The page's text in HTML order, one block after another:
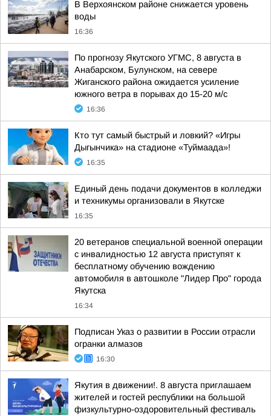
В Верхоянском районе снижается уровень
воды
16:36
По прогнозу Якутского УГМС, 8 августа в
Анабарском, Булунском, на севере
Жиганского района ожидается усиление
южного ветра в порывах до 15-20 м/с
16:36
Кто тут самый быстрый и ловкий? «Игры
Дыгынчика» на стадионе «Туймаада»!
16:35
Единый день подачи документов в колледжи
и техникумы организовали в Якутске
16:35
20 ветеранов специальной военной операции
с инвалидностью 12 августа приступят к
бесплатному обучению вождению
автомобиля в автошколе "Лидер Про" города
Якутска
16:34
Подписан Указ о развитии в России отрасли
огранки алмазов
16:30
Якутия в движении!. 8 августа приглашаем
жителей и гостей республики на большой
физкультурно-оздоровительный фестиваль